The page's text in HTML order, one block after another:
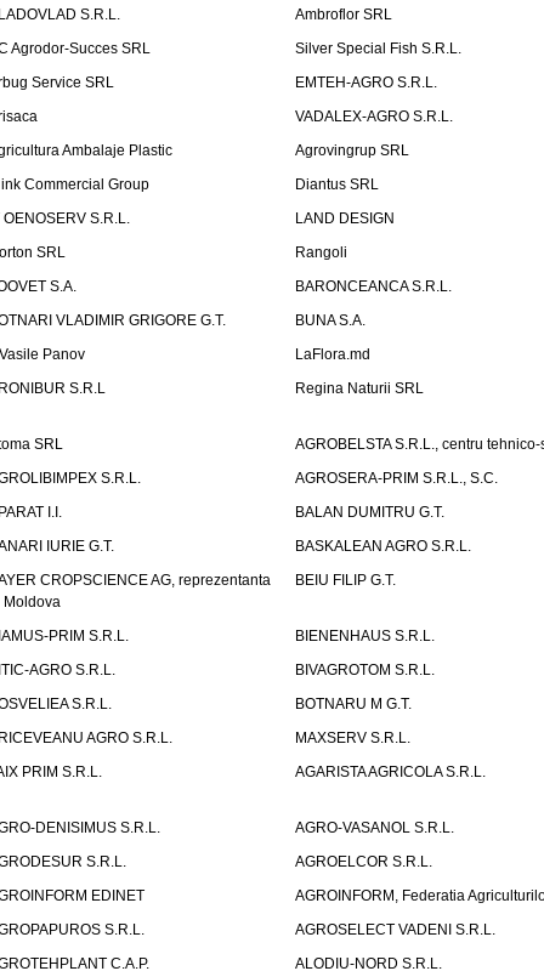
S.R.L.
Ambroflor SRL
Agrodor-Succes SRL
Silver Special Fish S.R.L.
Service SRL
EMTEH-AGRO S.R.L.
VADALEX-AGRO S.R.L.
Ambalaje Plastic
Agrovingrup SRL
Commercial Group
Diantus SRL
OENOSERV S.R.L.
LAND DESIGN
SRL
Rangoli
S.A.
BARONCEANCA S.R.L.
VLADIMIR GRIGORE G.T.
BUNA S.A.
Panov
LaFlora.md
S.R.L
Regina Naturii SRL
SRL
AGROBELSTA S.R.L., centru
S.R.L.
AGROSERA-PRIM S.R.L., S.C.
I.I.
BALAN DUMITRU G.T.
IURIE G.T.
BASKALEAN AGRO S.R.L.
CROPSCIENCE AG, reprezentanta
Moldova
BEIU FILIP G.T.
PRIM S.R.L.
BIENENHAUS S.R.L.
AGRO S.R.L.
BIVAGROTOM S.R.L.
S.R.L.
BOTNARU M G.T.
AGRO S.R.L.
MAXSERV S.R.L.
PRIM S.R.L.
AGARISTA AGRICOLA S.R.L.
DENISIMUS S.R.L.
AGRO-VASANOL S.R.L.
S.R.L.
AGROELCOR S.R.L.
EDINET
AGROINFORM, Federatia
S.R.L.
AGROSELECT VADENI S.R.L.
C.A.P.
ALODIU-NORD S.R.L.